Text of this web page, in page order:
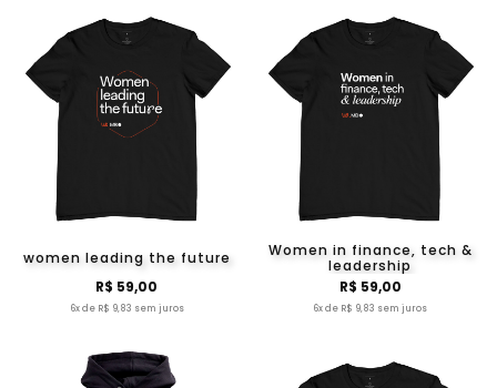
women leading the future
R$ 59,00
6x de R$ 9,83 sem juros
Women in finance, tech &
leadership
R$ 59,00
6x de R$ 9,83 sem juros